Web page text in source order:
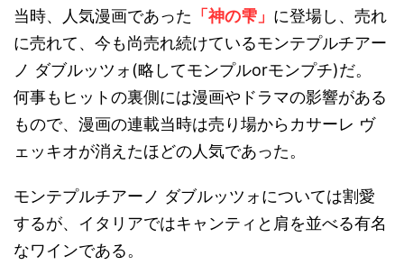
当時、人気漫画であった 「神の雫」 に登場し、売れ
に売れて、今も尚売れ続けているモンテプルチアー
ノ ダブルッツォ(略してモンプルorモンプチ)だ。
何事もヒットの裏側には漫画やドラマの影響がある
もので、漫画の連載当時は売り場からカサーレ ヴ
ェッキオが消えたほどの人気であった。
モンテプルチアーノ ダブルッツォについては割愛
するが、イタリアではキャンティと肩を並べる有名
なワインである。